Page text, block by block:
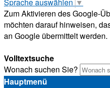
Sprache auswählen ▼
Zum Aktivieren des Google-
möchten darauf hinweisen,
an Google übermittelt werden.
Volltextsuche
Wonach suchen Sie?
Hauptmenü